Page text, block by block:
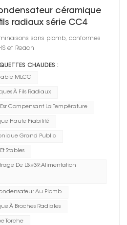
céramique
radiaux série CC4
sans plomb, conformes
et Reach
CHAUDES :
MLCC
À Fils Radiaux
Compensant La Température
Haute Fiabilité
Grand Public
Stables
De L&#39;alimentation
Au Plomb
À Broches Radiales
Torche